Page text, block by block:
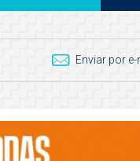
Enviar por e-